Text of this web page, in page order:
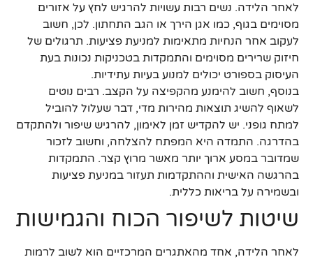
לאחר הלידה. נשים רבות עשויות להרגיש לחץ על אזורים
מסוימים בגוף, כמו אגן הירך או הגב התחתון. לכן, חשוב
לעקוב אחר הנחיות מתאימות למניעת פציעות. תרגולים של
חיזוק שרירים מסוימים והתמקדות בטכניקות נכונות בעת
העיסוק בספורט יכולים למנוע בעיות עתידיות.
בנוסף, חשוב להימנע מהקפיצה על הקצב. רבים נוטים
לשאוף להשיג תוצאות מהירות מדי, דבר שעלול להוביל
למתח גופני. יש להקדיש זמן לאימון, להרגיש שיפור ולהתקדם
בהדרגה. התמדה היא המפתח להצלחה, וחשוב לזכור
שמדובר במסע ארוך יותר מאשר מרוץ קצר. התמקדות
בהרגשה האישית וההתקדמות תעזור במניעת פציעות
ובשמירה על בריאות כללית.
שיטות לשיפור הכוח והגמישות
לאחר הלידה, אחד מהאתגרים המרכזיים הוא לשוב לרמות